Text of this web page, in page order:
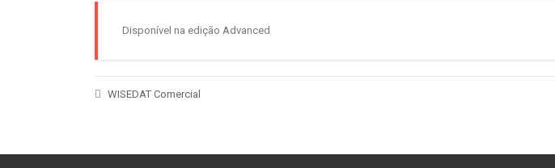
Disponível na edição Advanced
WISEDAT Comercial